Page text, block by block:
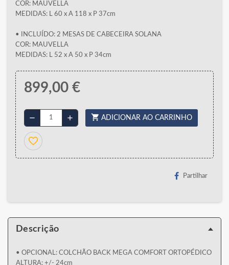
COR: MAUVELLA
MEDIDAS: L 60 x A 118 x P 37cm
• INCLUÍDO: 2 MESAS DE CABECEIRA SOLANA
COR: MAUVELLA
MEDIDAS: L 52 x A 50 x P 34cm
899,00 €
remove add shopping_cart ADICIONAR AO CARRINHO
favorite_border
Partilhar
Descrição
• OPCIONAL: COLCHÃO BACK MEGA COMFORT ORTOPÉDICO
ALTURA: +/- 24cm